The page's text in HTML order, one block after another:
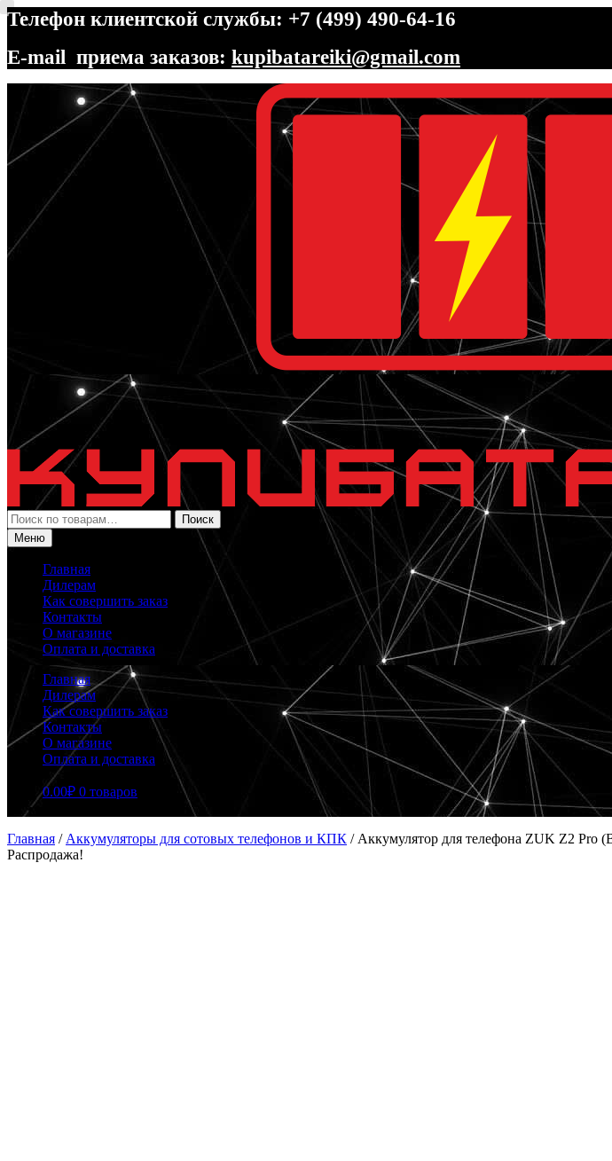
Телефон клиентской службы: +7 (499) 490-64-16
E-mail приема заказов: kupibatareiki@gmail.com
Перейти
навигации
Перейти
содержимому
Искать:
Поиск
Меню
Главная
Дилерам
Как совершить заказ
Контакты
О магазине
Оплата и доставка
Главная
Дилерам
Как совершить заказ
Контакты
О магазине
Оплата и доставка
0.00₽ 0 товаров
Главная / Аккумуляторы для сотовых телефонов и КПК / Аккумулятор для телефона ZUK Z2 Pro
Распродажа!